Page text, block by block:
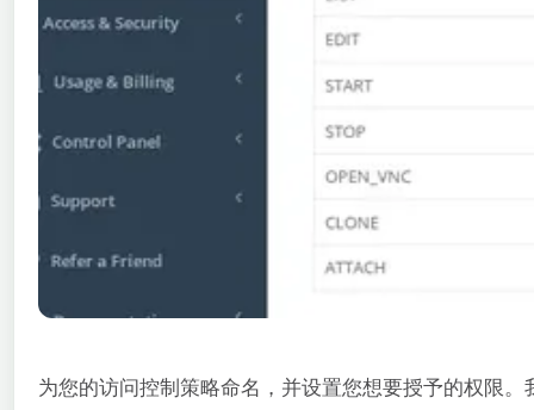
为您的访问控制策略命名，并设置您想要授予的权限